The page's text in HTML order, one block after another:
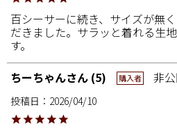
百シーサーに続き、サイズが無
だきました。サラッと着れる生
す。
ちーちゃん
5 購入者 非
投稿日 2026/04/10